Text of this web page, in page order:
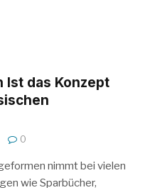
Ist das Konzept
0
nimmt bei vielen
wie Sparbücher,